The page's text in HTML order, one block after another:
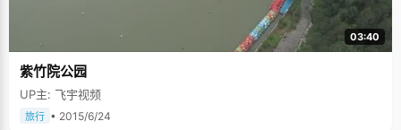
03:40
紫竹院公园
UP主: 飞宇视频
旅行 • 2015/6/24